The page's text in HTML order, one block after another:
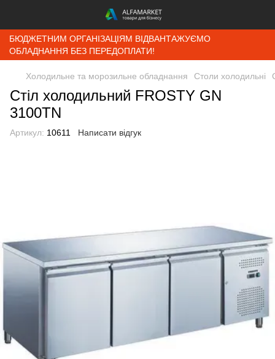
БЮДЖЕТНИМ ОРГАНІЗАЦІЯМ ВІДВАНТАЖУЄМО
ОБЛАДНАННЯ БЕЗ ПЕРЕДОПЛАТИ!
Холодильне та морозильне обладнання Столи холодильні
Стіл холодильний FROSTY GN
3100TN
Артикул: 10611 Написати відгук